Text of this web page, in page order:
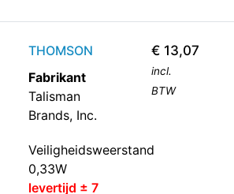
THOMSON
Fabrikant
Talisman
Brands, Inc.
Veiligheidsweerstand
0,33W
levertijd ± 7
€ 13,07
incl.
BTW